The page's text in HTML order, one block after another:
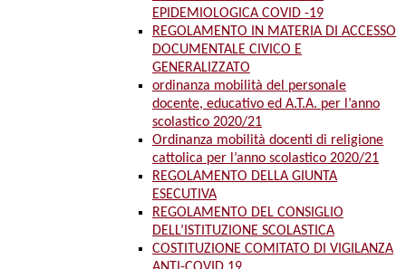
EPIDEMIOLOGICA COVID -19
REGOLAMENTO IN MATERIA DI ACCESSO
DOCUMENTALE CIVICO E
GENERALIZZATO
ordinanza mobilità del personale
docente, educativo ed A.T.A. per l’anno
scolastico 2020/21
Ordinanza mobilità docenti di religione
cattolica per l’anno scolastico 2020/21
REGOLAMENTO DELLA GIUNTA
ESECUTIVA
REGOLAMENTO DEL CONSIGLIO
DELL’ISTITUZIONE SCOLASTICA
COSTITUZIONE COMITATO DI VIGILANZA